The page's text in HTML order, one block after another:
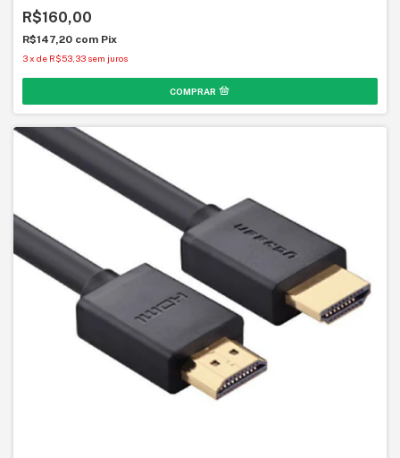
R$160,00
R$147,20 com Pix
3x de R$53,33 sem juros